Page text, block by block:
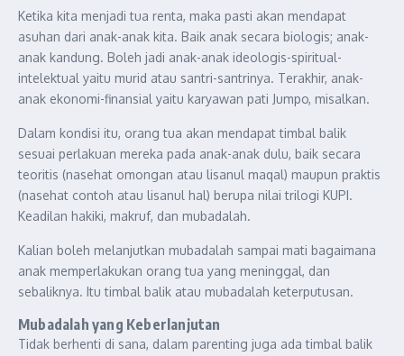
Ketika kita menjadi tua renta, maka pasti akan mendapat
asuhan dari anak-anak kita. Baik anak secara biologis; anak-
anak kandung. Boleh jadi anak-anak ideologis-spiritual-
intelektual yaitu murid atau santri-santrinya. Terakhir, anak-
anak ekonomi-finansial yaitu karyawan pati Jumpo, misalkan.
Dalam kondisi itu, orang tua akan mendapat timbal balik
sesuai perlakuan mereka pada anak-anak dulu, baik secara
teoritis (nasehat omongan atau lisanul maqal) maupun praktis
(nasehat contoh atau lisanul hal) berupa nilai trilogi KUPI.
Keadilan hakiki, makruf, dan mubadalah.
Kalian boleh melanjutkan mubadalah sampai mati bagaimana
anak memperlakukan orang tua yang meninggal, dan
sebaliknya. Itu timbal balik atau mubadalah keterputusan.
Mubadalah yang Keberlanjutan
Tidak berhenti di sana, dalam parenting juga ada timbal balik